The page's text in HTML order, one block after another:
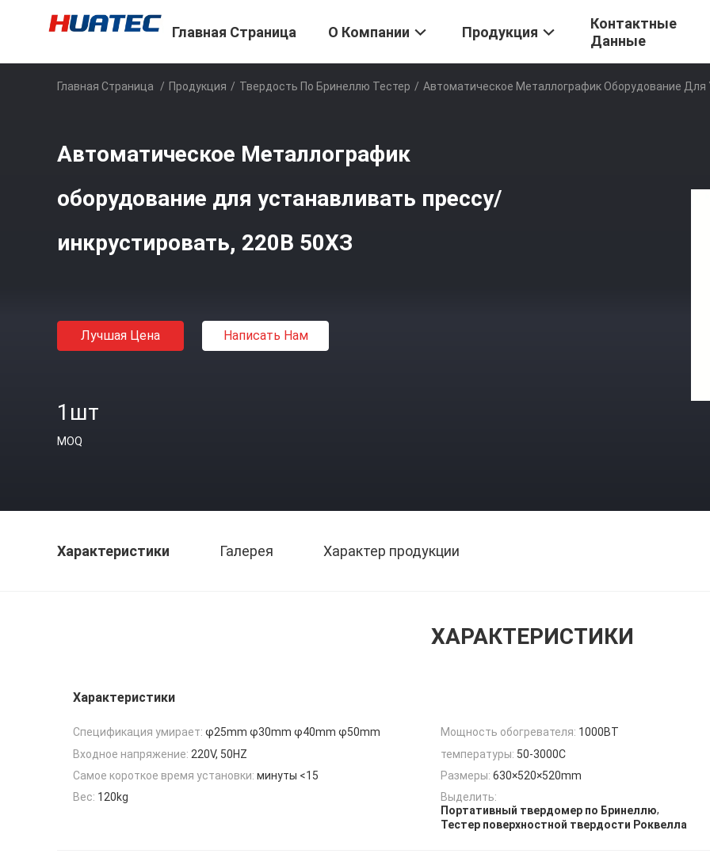
Главная Страница О Компании Продукция
Контактные
Данные
Главная Страница / Продукция / Твердость По Бринеллю Тестер / Автоматическое Металлографик Оборудование
Автоматическое Металлографик
оборудование для устанавливать прессу/
инкрустировать, 220В 50ХЗ
Лучшая Цена Написать Нам
1шт
MOQ
Характеристики Галерея Характер продукции
ХАРАКТЕРИСТИКИ
Характеристики
Спецификация умирает: φ25mm φ30mm φ40mm φ50mm Мощность обогревателя: 1000ВТ
Входное напряжение: 220V, 50HZ температуры: 50-3000C
Самое короткое время установки: минуты <15 Размеры: 630×520×520mm
Вес: 120kg
Выделить:
Портативный твердомер по Бринеллю,
Тестер поверхностной твердости Роквелла